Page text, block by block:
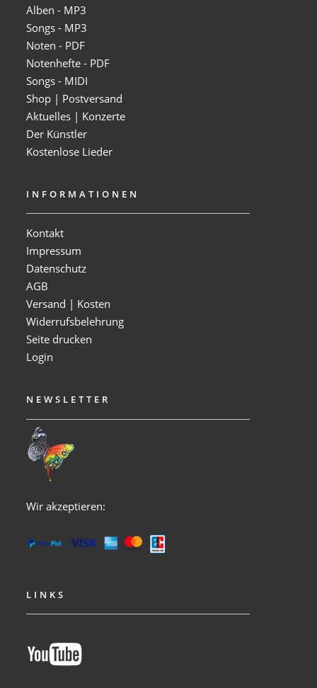
Alben - MP3
Songs - MP3
Noten - PDF
Notenhefte - PDF
Songs - MIDI
Shop | Postversand
Aktuelles | Konzerte
Der Künstler
Kostenlose Lieder
INFORMATIONEN
Kontakt
Impressum
Datenschutz
AGB
Versand | Kosten
Widerrufsbelehrung
Seite drucken
Login
NEWSLETTER
Wir akzeptieren:
LINKS